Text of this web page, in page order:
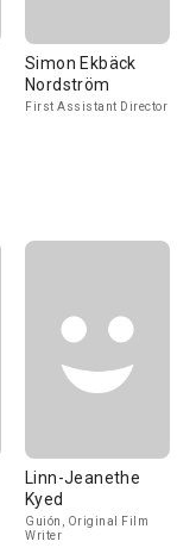
Simon Ekbäck
Nordström
First Assistant Director
Linn-Jeanethe
Kyed
Guión, Original Film
Writer